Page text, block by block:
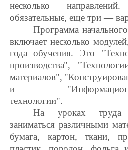
несколько
обязательные, еще три —
Программа
включает несколько
года обучения. Это
производства",
материалов",
и "Информационно-
технологии".
На уроках труда
заниматься различными
бумага, картон, ткани,